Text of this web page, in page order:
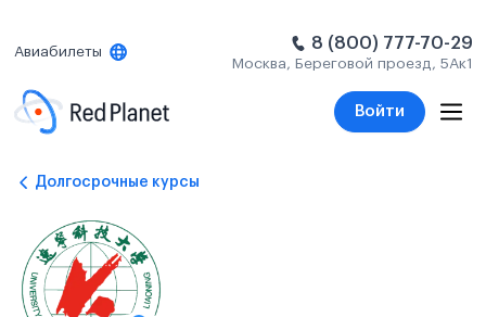
Авиабилеты 8 (800) 777-70-29
Москва, Береговой проезд, 5Ак1
Войти
Долгосрочные курсы